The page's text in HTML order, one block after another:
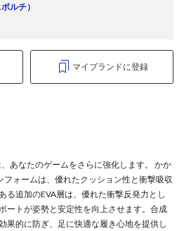
ポルチ）
マイブランドに登録
あなたのゲームをさらに強化します。 かか
ォームは、優れたクッション性と衝撃吸収
る追加のEVA層は、優れた衝撃反発力とし
ートが姿勢と安定性を向上させます。合成
果的に防ぎ、足に快適な履き心地を提供し